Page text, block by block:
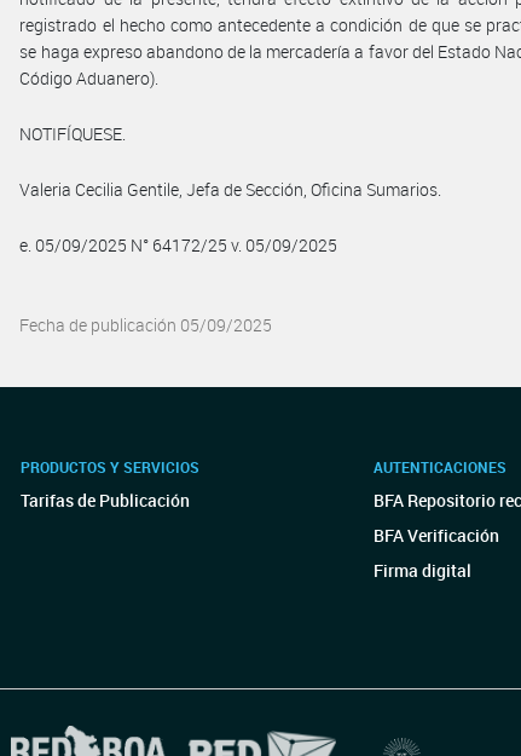
registrado el hecho como antecedente a condición de que se
se haga expreso abandono de la mercadería a favor del Estado
Código Aduanero).
NOTIFÍQUESE.
Valeria Cecilia Gentile, Jefa de Sección, Oficina Sumarios.
e. 05/09/2025 N° 64172/25 v. 05/09/2025
Fecha de publicación 05/09/2025
PRODUCTOS Y SERVICIOS
Tarifas de Publicación
AUTENTICACIONES
BFA Repositorio
BFA Verificación
Firma digital